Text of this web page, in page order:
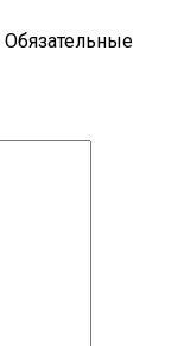
Обязательные